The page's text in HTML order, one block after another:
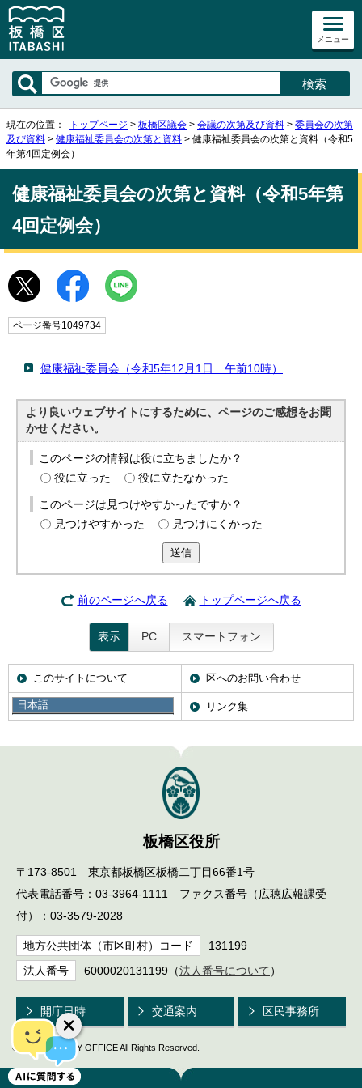
メニュー
日本語
日本語
現在の位置： トップページ > 板橋区議会 > 会議の次第及び資料 > 委員会の次第
及び資料 > 健康福祉委員会の次第と資料 > 健康福祉委員会の次第と資料（令和5
年第4回定例会）
健康福祉委員会の次第と資料（令和5年第
4回定例会）
ページ番号1049734
健康福祉委員会（令和5年12月1日 午前10時）
より良いウェブサイトにするために、ページのご感想をお聞
かせください。
このページの情報は役に立ちましたか？
役に立った
役に立たなかった
このページは見つけやすかったですか？
見つけやすかった
見つけにくかった
送信
前のページへ戻る トップページへ戻る
表示 PC スマートフォン
このサイトについて 区へのお問い合わせ
携帯サイト リンク集
板橋区役所
〒173-8501 東京都板橋区板橋二丁目66番1号
代表電話番号：03-3964-1111 ファクス番号（広聴広報課受
付）：03-3579-2028
地方公共団体（市区町村）コード 131199
法人番号 6000020131199（法人番号について ）
開庁日時 交通案内 区民事務所
© ITABASHI CITY OFFICE All Rights Reserved.